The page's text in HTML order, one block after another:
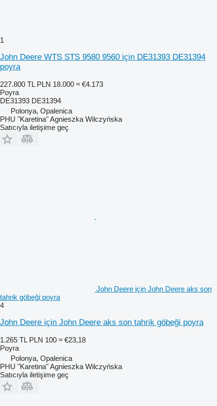
1
John Deere WTS STS 9580 9560 için DE31393 DE31394
poyra
227.800 TL PLN 18.000 ≈ €4.173
Poyra
DE31393 DE31394
Polonya, Opalenica
PHU "Karetina" Agnieszka Wilczyńska
Satıcıyla iletişime geç
John Deere için John Deere aks son
tahrik göbeği poyra
4
John Deere için John Deere aks son tahrik göbeği poyra
1.265 TL PLN 100 ≈ €23,18
Poyra
Polonya, Opalenica
PHU "Karetina" Agnieszka Wilczyńska
Satıcıyla iletişime geç